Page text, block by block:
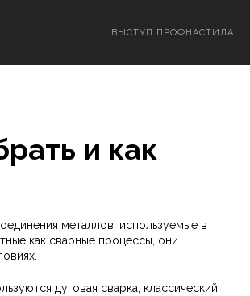
ВЫСТУП ПРОФНАСТИЛА
и как
металлов, используемые в
как сварные процессы , они
дуговая сварка классический